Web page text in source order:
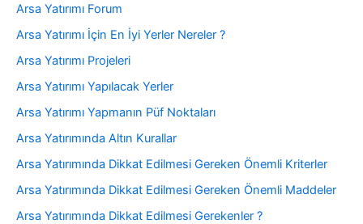
Arsa Yatırımı Forum
Arsa Yatırımı İçin En İyi Yerler Nereler ?
Arsa Yatırımı Projeleri
Arsa Yatırımı Yapılacak Yerler
Arsa Yatırımı Yapmanın Püf Noktaları
Arsa Yatırımında Altın Kurallar
Arsa Yatırımında Dikkat Edilmesi Gereken Önemli Kriterler
Arsa Yatırımında Dikkat Edilmesi Gereken Önemli Maddeler
Arsa Yatırımında Dikkat Edilmesi Gerekenler ?